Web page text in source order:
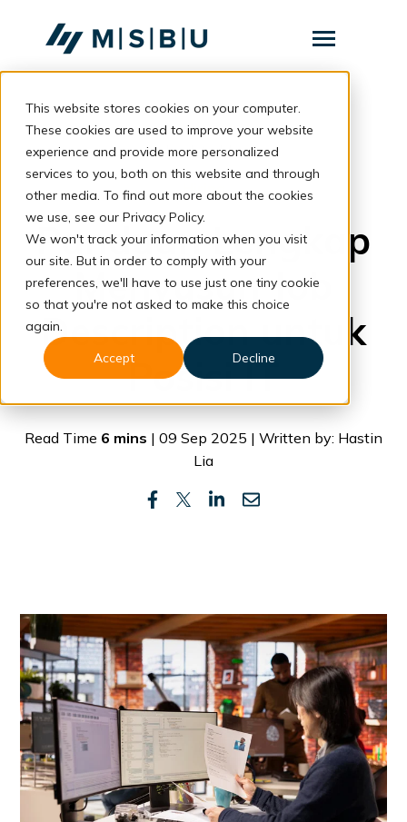
This website stores cookies on your computer.
These cookies are used to improve your website
experience and provide more personalized
services to you, both on this website and through
other media. To find out more about the cookies
we use, see our Privacy Policy.
We won't track your information when you visit
our site. But in order to comply with your
preferences, we'll have to use just one tiny cookie
so that you're not asked to make this choice
again.
Accept
Decline
Toggle
Layanan Toggle
children
Layanan
Komunitas
Tentang
Resources Toggle
children
Resources
Konsultasi
back to blog
Hiring
Panduan Lengkap
Menyusun Job
Description untuk
Posisi IT
Read Time 6 mins | 09 Sep 2025 | Written by: Hastin
Lia